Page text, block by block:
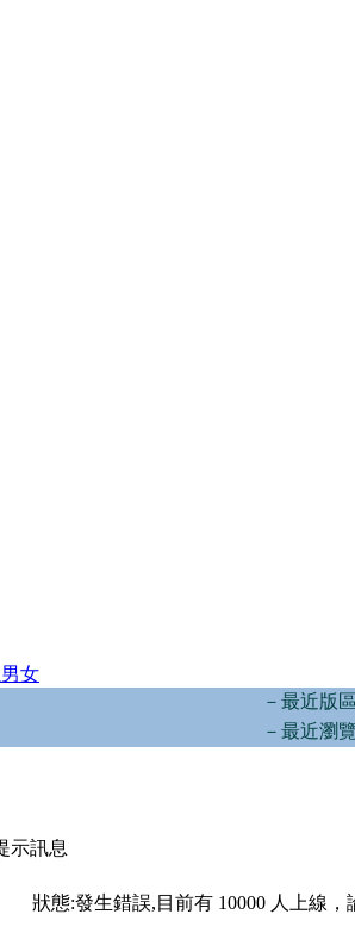
女
－最近版
－最近瀏
示訊息
狀態:發生錯誤,目前有 10000 人上線